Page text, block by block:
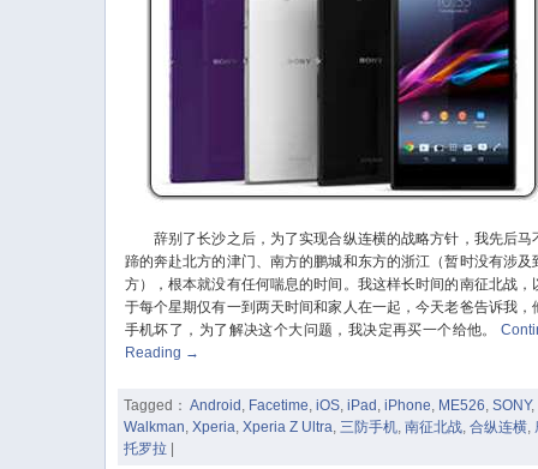
辞别了长沙之后，为了实现合纵连横的战略方针，我先后马
蹄的奔赴北方的津门、南方的鹏城和东方的浙江（暂时没有涉及
方），根本就没有任何喘息的时间。我这样长时间的南征北战，
于每个星期仅有一到两天时间和家人在一起，今天老爸告诉我，
手机坏了，为了解决这个大问题，我决定再买一个给他。
Reading →
Tagged： Android Facetime ,iOS ,iPad ,iPhone ME526 ,SONY,
Walkman ,Xperia ,Xperia Z Ultra 三防手机 ,南征北战 ,合纵连横
托罗拉 |